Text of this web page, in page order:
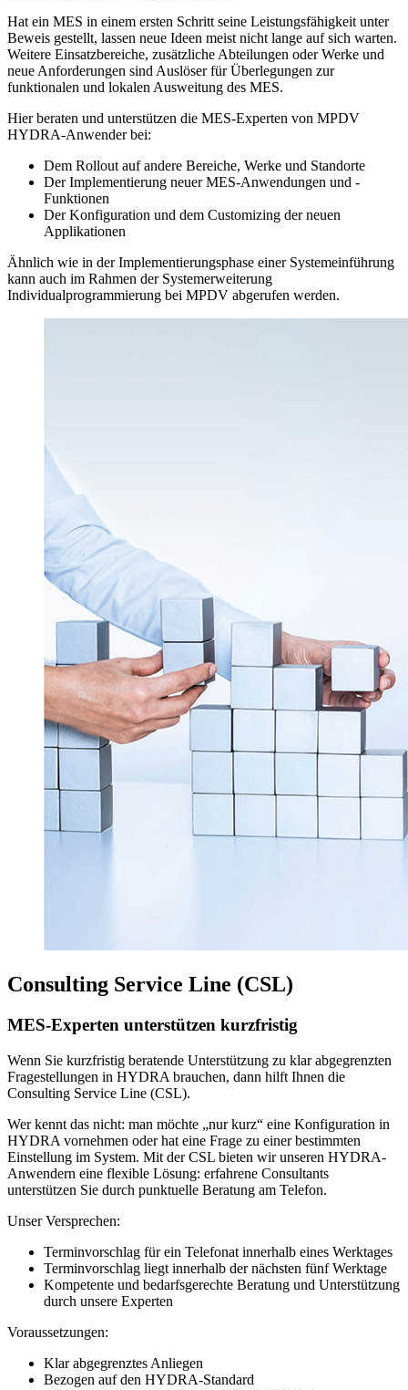
Hat ein MES in einem ersten Schritt seine Leistungsfähigkeit unter
Beweis gestellt, lassen neue Ideen meist nicht lange auf sich warten.
Weitere Einsatzbereiche, zusätzliche Abteilungen oder Werke und
neue Anforderungen sind Auslöser für Überlegungen zur
funktionalen und lokalen Ausweitung des MES.
Hier beraten und unterstützen die MES-Experten von MPDV
HYDRA-Anwender bei:
Dem Rollout auf andere Bereiche, Werke und Standorte
Der Implementierung neuer MES-Anwendungen und -
Funktionen
Der Konfiguration und dem Customizing der neuen
Applikationen
Ähnlich wie in der Implementierungsphase einer Systemeinführung
kann auch im Rahmen der Systemerweiterung
Individualprogrammierung bei MPDV abgerufen werden.
Consulting Service Line (CSL)
MES-Experten unterstützen kurzfristig
Wenn Sie kurzfristig beratende Unterstützung zu klar abgegrenzten
Fragestellungen in HYDRA brauchen, dann hilft Ihnen die
Consulting Service Line (CSL).
Wer kennt das nicht: man möchte „nur kurz“ eine Konfiguration in
HYDRA vornehmen oder hat eine Frage zu einer bestimmten
Einstellung im System. Mit der CSL bieten wir unseren HYDRA-
Anwendern eine flexible Lösung: erfahrene Consultants
unterstützen Sie durch punktuelle Beratung am Telefon.
Unser Versprechen:
Terminvorschlag für ein Telefonat innerhalb eines Werktages
Terminvorschlag liegt innerhalb der nächsten fünf Werktage
Kompetente und bedarfsgerechte Beratung und Unterstützung
durch unsere Experten
Voraussetzungen:
Klar abgegrenztes Anliegen
Bezogen auf den HYDRA-Standard